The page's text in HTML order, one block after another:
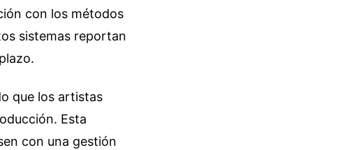
con los métodos
sistemas reportan
que los artistas
Esta
con una gestión